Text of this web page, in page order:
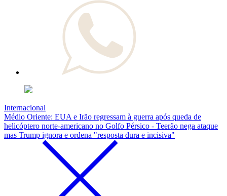
Internacional
Médio Oriente: EUA e Irão regressam à guerra após queda de
helicóptero norte-americano no Golfo Pérsico - Teerão nega ataque
mas Trump ignora e ordena "resposta dura e incisiva"